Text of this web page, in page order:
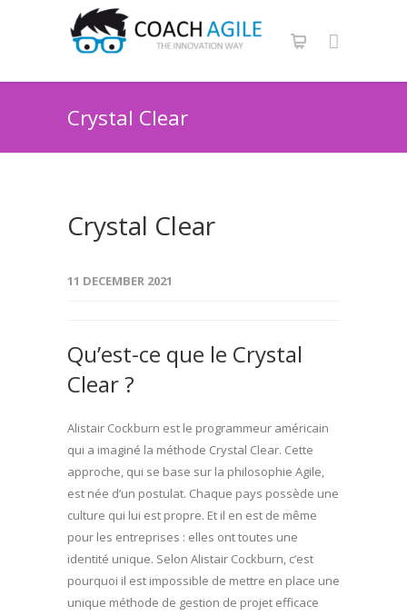
Crystal Clear
Crystal Clear
11 DECEMBER 2021
Qu’est-ce que le Crystal
Clear ?
Alistair Cockburn est le programmeur américain
qui a imaginé la méthode Crystal Clear. Cette
approche, qui se base sur la philosophie Agile,
est née d’un postulat. Chaque pays possède une
culture qui lui est propre. Et il en est de même
pour les entreprises : elles ont toutes une
identité unique. Selon Alistair Cockburn, c’est
pourquoi il est impossible de mettre en place une
unique méthode de gestion de projet efficace